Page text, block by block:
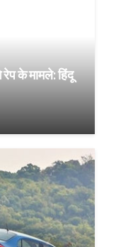
के मामले: हिंदू